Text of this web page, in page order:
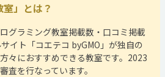
室」とは？
グラミング教室掲載数・口コミ掲載
イト「コエテコ byGMO」が独自の
々におすすめできる教室です。2023
査を行なっています。